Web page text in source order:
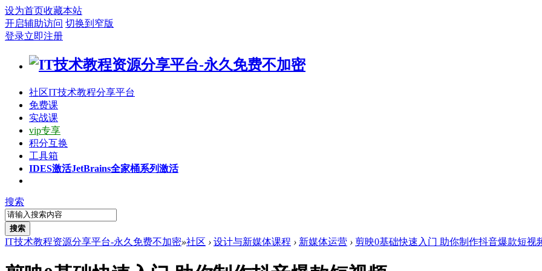
设为首页收藏本站
开启辅助访问 切换到窄版
登录立即注册
社区IT技术教程分享平台
免费课
实战课
vip专享
积分互换
工具箱
IDES激活JetBrains全家桶系列激活
搜索
搜索
IT技术教程资源分享平台-永久免费不加密»社区 › 设计与新媒体课程 › 新媒体运营 › 剪映0基础快速入门 助你制作抖音爆款短视